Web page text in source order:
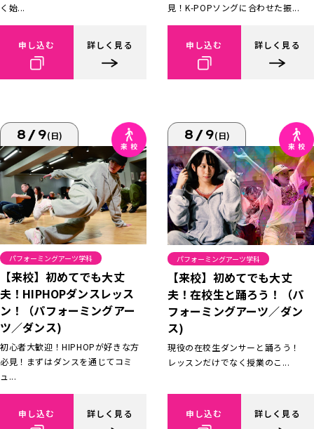
く始...
申し込む 詳しく見る
見！K-POPソングに合わせた振...
申し込む 詳しく見る
8/9(日)
パフォーミングアーツ学科
【来校】初めてでも大丈
夫！HIPHOPダンスレッス
ン！（パフォーミングアー
ツ／ダンス)
初心者大歓迎！HIPHOPが好きな方
必見！まずはダンスを通じてコミ
ュ...
申し込む 詳しく見る
8/9(日)
パフォーミングアーツ学科
【来校】初めてでも大丈
夫！在校生と踊ろう！（パ
フォーミングアーツ／ダン
ス)
現役の在校生ダンサーと踊ろう！
レッスンだけでなく授業のこ...
申し込む 詳しく見る